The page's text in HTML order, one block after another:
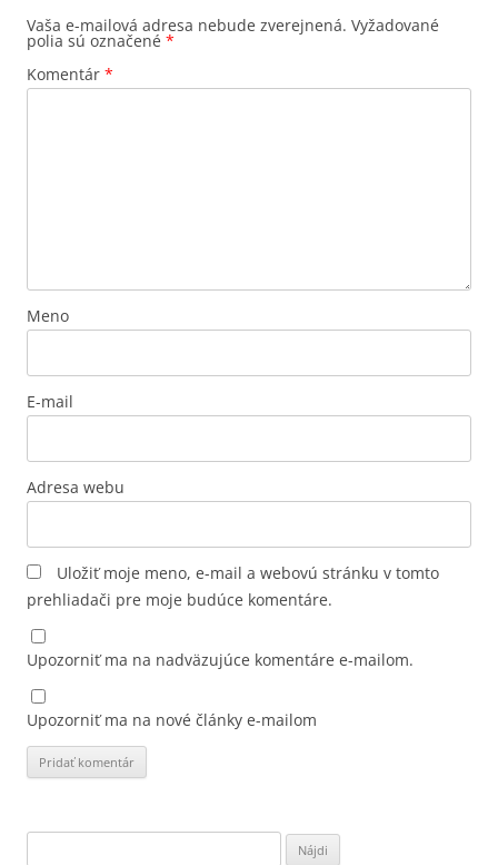
Vaša e-mailová adresa nebude zverejnená. Vyžadované
polia sú označené *
Komentár *
Meno
E-mail
Adresa webu
Uložiť moje meno, e-mail a webovú stránku v tomto
prehliadači pre moje budúce komentáre.
Upozorniť ma na nadväzujúce komentáre e-mailom.
Upozorniť ma na nové články e-mailom